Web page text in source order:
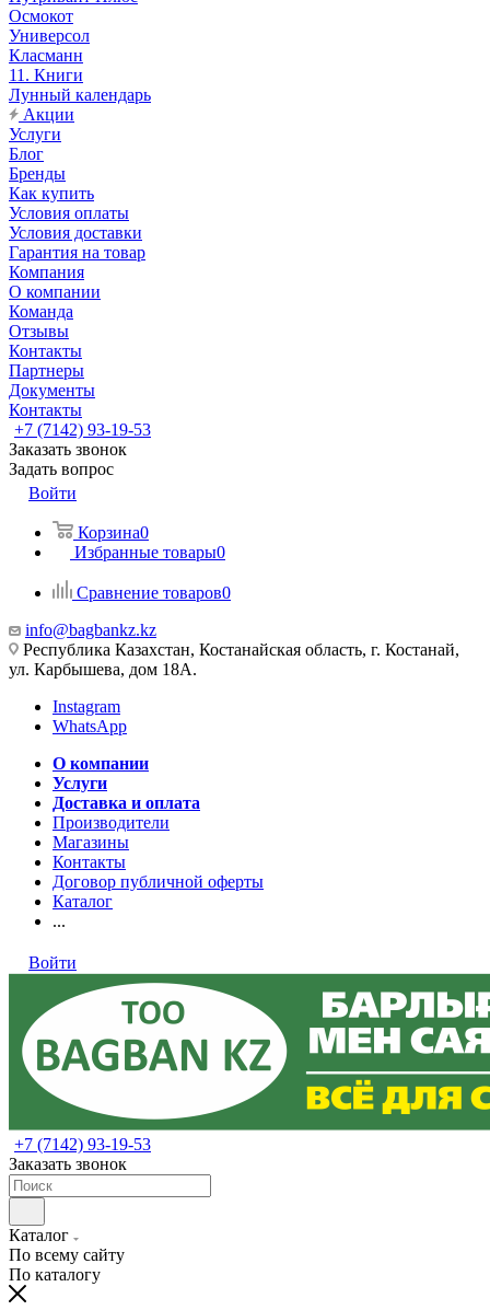
Осмокот
Универсол
Класманн
11. Книги
Лунный календарь
Акции
Услуги
Блог
Бренды
Как купить
Условия оплаты
Условия доставки
Гарантия на товар
Компания
О компании
Команда
Отзывы
Контакты
Партнеры
Документы
Контакты
+7 (7142) 93-19-53
Заказать звонок
Задать вопрос
Войти
Корзина0
Избранные товары0
Сравнение товаров0
info@bagbankz.kz
Республика Казахстан, Костанайская область, г. Костанай,
ул. Карбышева, дом 18А.
Instagram
WhatsApp
О компании
Услуги
Доставка и оплата
Производители
Магазины
Контакты
Договор публичной оферты
Каталог
...
Войти
+7 (7142) 93-19-53
Заказать звонок
Каталог
По всему сайту
По каталогу